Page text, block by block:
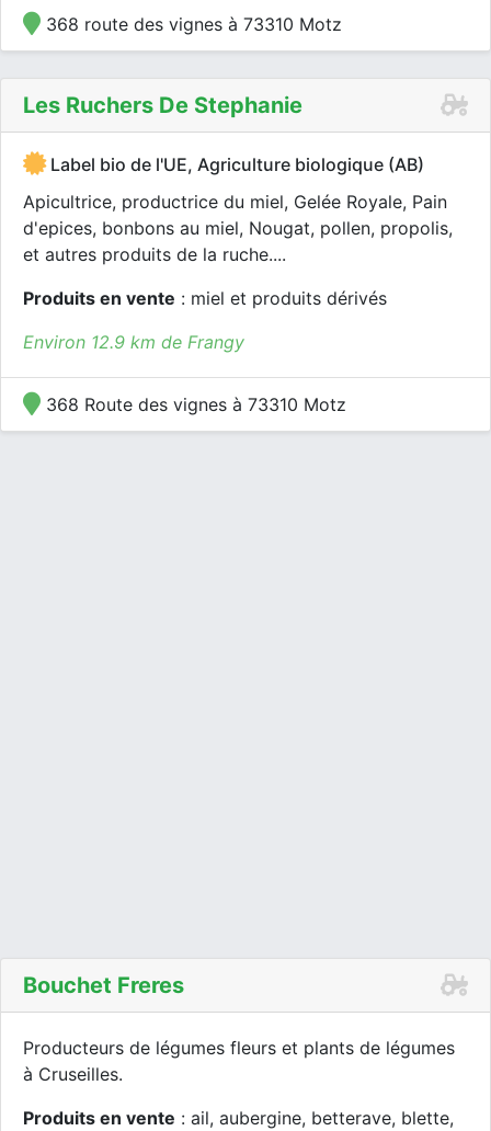
368 route des vignes à 73310 Motz
Les Ruchers De Stephanie
Label bio de l'UE, Agriculture biologique (AB)
Apicultrice, productrice du miel, Gelée Royale, Pain
d'epices, bonbons au miel, Nougat, pollen, propolis,
et autres produits de la ruche....
Produits en vente : miel et produits dérivés
Environ 12.9 km de Frangy
368 Route des vignes à 73310 Motz
Bouchet Freres
Producteurs de légumes fleurs et plants de légumes
à Cruseilles.
Produits en vente : ail, aubergine, betterave, blette,